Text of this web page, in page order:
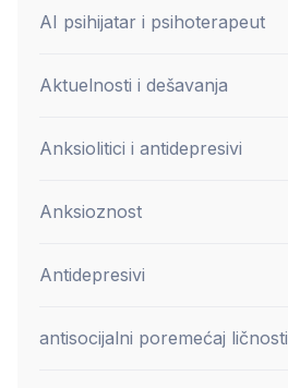
AI psihijatar i psihoterapeut
Aktuelnosti i dešavanja
Anksiolitici i antidepresivi
Anksioznost
Antidepresivi
antisocijalni poremećaj ličnosti